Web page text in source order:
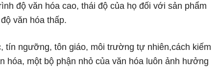
độ văn hóa cao, thái độ của họ đối với sản phẩm
văn hóa thấp.
tín ngưỡng, tôn giáo, môi trường tự nhiên,cách kiếm
hóa, một bộ phận nhỏ của văn hóa luôn ảnh hưởng